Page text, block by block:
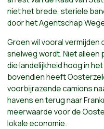
niet het brede, steriele
door het Agentschap
Groen wil vooral
snelweg wordt. Niet alleen
die landelijkheid hoog in
bovendien heeft
voorbijrazende camions
havens en terug naar
meerwaarde voor de
lokale economie.